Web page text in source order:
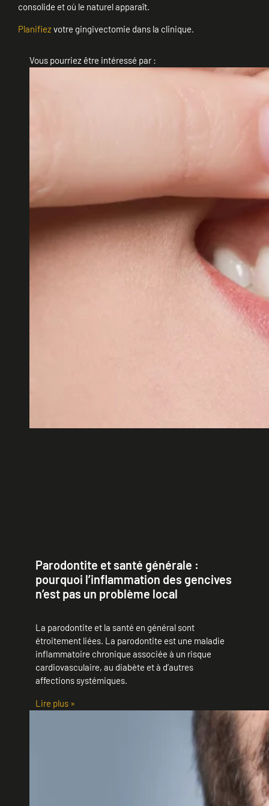
consolide et où le naturel apparaît.
Planifiez votre gingivectomie dans la clinique.
Vous pourriez être intéressé par :
Parodontite et santé générale :
pourquoi l’inflammation des gencives
n’est pas un problème local
La parodontite et la santé en général sont
étroitement liées. La parodontite est une maladie
inflammatoire chronique associée à un risque
cardiovasculaire, au diabète et à d’autres
affections systémiques.
Lire plus »